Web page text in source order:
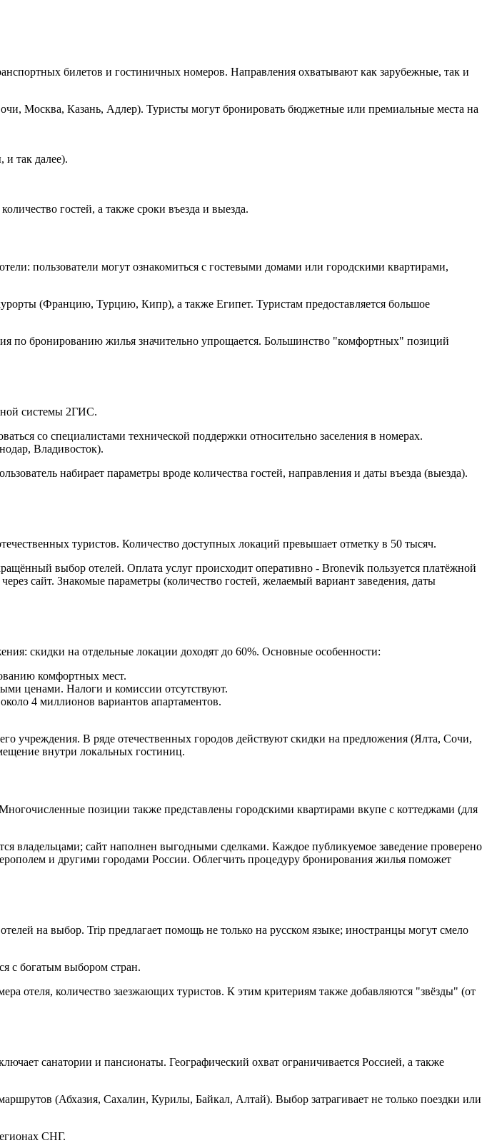
билетов и гостиничных номеров. Направления охватывают как зарубежные, так и
Москва, Казань, Адлер). Туристы могут бронировать бюджетные или премиальные места на
и так далее).
гостей, а также сроки въезда и выезда.
пользователи могут ознакомиться с гостевыми домами или городскими квартирами,
(Францию, Турцию, Кипр), а также Египет. Туристам предоставляется большое
по бронированию жилья значительно упрощается. Большинство "комфортных" позиций
системы 2ГИС.
со специалистами технической поддержки относительно заселения в номерах.
Владивосток).
набирает параметры вроде количества гостей, направления и даты въезда (выезда).
туристов. Количество доступных локаций превышает отметку в 50 тысяч.
выбор отелей. Оплата услуг происходит оперативно - Bronevik пользуется платёжной
сайт. Знакомые параметры (количество гостей, желаемый вариант заведения, даты
скидки на отдельные локации доходят до 60%. Основные особенности:
комфортных мест.
ценами. Налоги и комиссии отсутствуют.
4 миллионов вариантов апартаментов.
учреждения. В ряде отечественных городов действуют скидки на предложения (Ялта, Сочи,
внутри локальных гостиниц.
позиции также представлены городскими квартирами вкупе с коттеджами (для
владельцами; сайт наполнен выгодными сделками. Каждое публикуемое заведение проверено
и другими городами России. Облегчить процедуру бронирования жилья поможет
на выбор. Trip предлагает помощь не только на русском языке; иностранцы могут смело
с богатым выбором стран.
отеля, количество заезжающих туристов. К этим критериям также добавляются "звёзды" (от
санатории и пансионаты. Географический охват ограничивается Россией, а также
(Абхазия, Сахалин, Курилы, Байкал, Алтай). Выбор затрагивает не только поездки или
СНГ.